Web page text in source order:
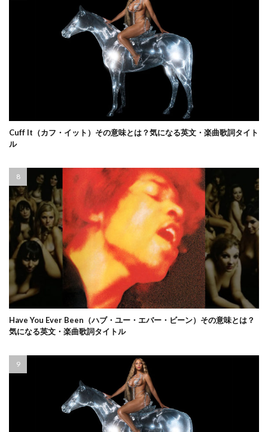
Cuff It（カフ・イット）その意味とは？気になる英文・楽曲歌詞タイト
ル
Have You Ever Been（ハブ・ユー・エバー・ビーン）その意味とは？
気になる英文・楽曲歌詞タイトル